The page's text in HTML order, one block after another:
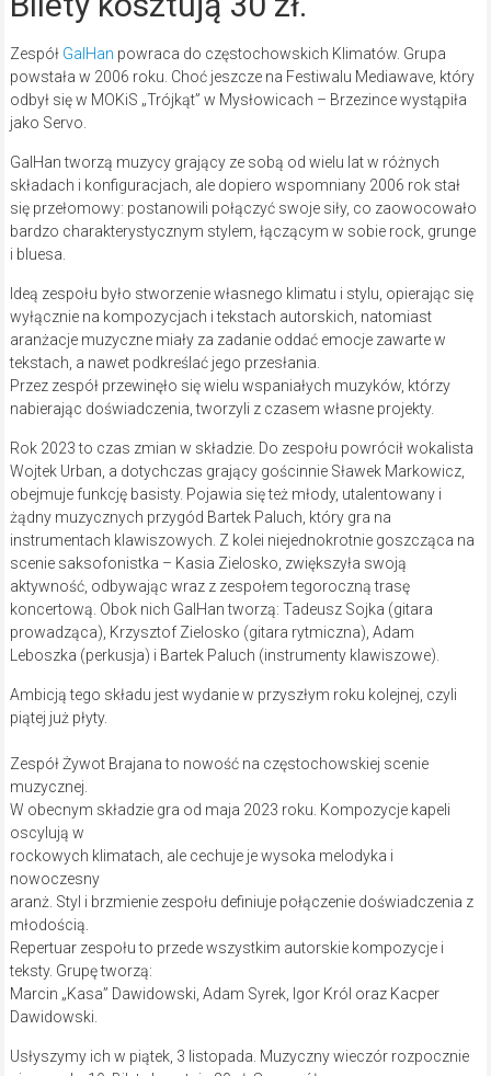
Zespół GalHan powraca do częstochowskich Klimatów. Grupa
powstała w 2006 roku. Choć jeszcze na Festiwalu Mediawave, który
odbył się w MOKiS „Trójkąt” w Mysłowicach – Brzezince wystąpiła
jako Servo.
GalHan tworzą muzycy grający ze sobą od wielu lat w różnych
składach i konfiguracjach, ale dopiero wspomniany 2006 rok stał
się przełomowy: postanowili połączyć swoje siły, co zaowocowało
bardzo charakterystycznym stylem, łączącym w sobie rock, grunge
i bluesa.
Ideą zespołu było stworzenie własnego klimatu i stylu, opierając się
wyłącznie na kompozycjach i tekstach autorskich, natomiast
aranżacje muzyczne miały za zadanie oddać emocje zawarte w
tekstach, a nawet podkreślać jego przesłania.
Przez zespół przewinęło się wielu wspaniałych muzyków, którzy
nabierając doświadczenia, tworzyli z czasem własne projekty.
Rok 2023 to czas zmian w składzie. Do zespołu powrócił wokalista
Wojtek Urban, a dotychczas grający gościnnie Sławek Markowicz,
obejmuje funkcję basisty. Pojawia się też młody, utalentowany i
żądny muzycznych przygód Bartek Paluch, który gra na
instrumentach klawiszowych. Z kolei niejednokrotnie goszcząca na
scenie saksofonistka – Kasia Zielosko, zwiększyła swoją
aktywność, odbywając wraz z zespołem tegoroczną trasę
koncertową. Obok nich GalHan tworzą: Tadeusz Sojka (gitara
prowadząca), Krzysztof Zielosko (gitara rytmiczna), Adam
Leboszka (perkusja) i Bartek Paluch (instrumenty klawiszowe).
Ambicją tego składu jest wydanie w przyszłym roku kolejnej, czyli
piątej już płyty.
Zespół Żywot Brajana to nowość na częstochowskiej scenie
muzycznej.
W obecnym składzie gra od maja 2023 roku. Kompozycje kapeli
oscylują w
rockowych klimatach, ale cechuje je wysoka melodyka i
nowoczesny
aranż. Styl i brzmienie zespołu definiuje połączenie doświadczenia z
młodością.
Repertuar zespołu to przede wszystkim autorskie kompozycje i
teksty. Grupę tworzą:
Marcin „Kasa” Dawidowski, Adam Syrek, Igor Król oraz Kacper
Dawidowski.
Usłyszymy ich w piątek, 3 listopada. Muzyczny wieczór rozpocznie